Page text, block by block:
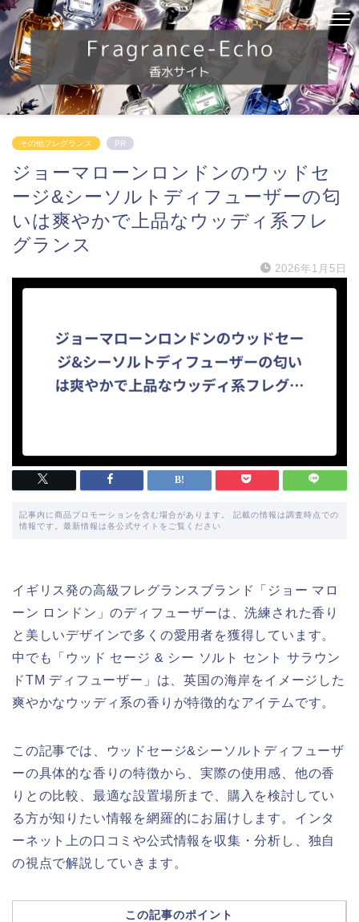
その他フレグランス PR
ジョーマローンロンドンのウッドセ
ージ&シーソルトディフューザーの匂
いは爽やかで上品なウッディ系フレ
グランス
2026年1月5日
記事内に商品プロモーションを含む場合があります。 記載の情報は調査時点での
情報です。最新情報は各公式サイトをご覧ください
イギリス発の高級フレグランスブランド「ジョー マロ
ーン ロンドン」のディフューザーは、洗練された香り
と美しいデザインで多くの愛用者を獲得しています。
中でも「ウッド セージ & シー ソルト セント サラウン
ドTM ディフューザー」は、英国の海岸をイメージした
爽やかなウッディ系の香りが特徴的なアイテムです。
この記事では、ウッドセージ&シーソルトディフューザ
ーの具体的な香りの特徴から、実際の使用感、他の香
りとの比較、最適な設置場所まで、購入を検討してい
る方が知りたい情報を網羅的にお届けします。インタ
ーネット上の口コミや公式情報を収集・分析し、独自
の視点で解説していきます。
この記事のポイント